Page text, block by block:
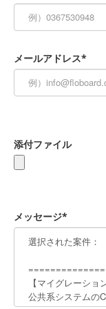
メールアドレス*
添付ファイル
メッセージ*